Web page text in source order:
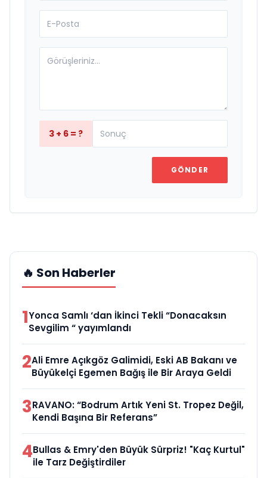
3 + 6 = ?
GÖNDER
🔥 Son Haberler
1Yonca Samlı ‘dan İkinci Tekli “Donacaksın
Sevgilim “ yayımlandı
2Ali Emre Açıkgöz Galimidi, Eski AB Bakanı ve
Büyükelçi Egemen Bağış ile Bir Araya Geldi
3RAVANO: “Bodrum Artık Yeni St. Tropez Değil,
Kendi Başına Bir Referans”
4Bullas & Emry'den Büyük Sürpriz! "Kaç Kurtul"
ile Tarz Değiştirdiler